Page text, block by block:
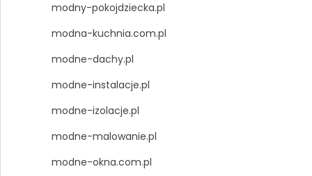
modny-pokojdziecka.pl
modna-kuchnia.com.pl
modne-dachy.pl
modne-instalacje.pl
modne-izolacje.pl
modne-malowanie.pl
modne-okna.com.pl